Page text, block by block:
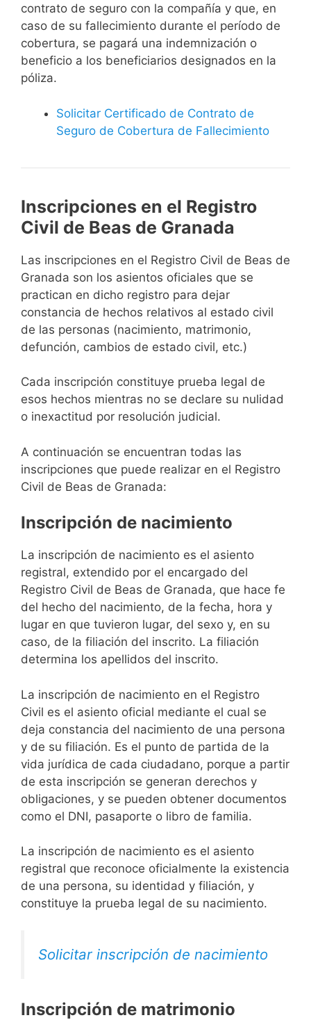
contrato de seguro con la compañía y que, en
caso de su fallecimiento durante el período de
cobertura, se pagará una indemnización o
beneficio a los beneficiarios designados en la
póliza.
Solicitar Certificado de Contrato de
Seguro de Cobertura de Fallecimiento
Inscripciones en el Registro
Civil de Beas de Granada
Las inscripciones en el Registro Civil de Beas de
Granada son los asientos oficiales que se
practican en dicho registro para dejar
constancia de hechos relativos al estado civil
de las personas (nacimiento, matrimonio,
defunción, cambios de estado civil, etc.)
Cada inscripción constituye prueba legal de
esos hechos mientras no se declare su nulidad
o inexactitud por resolución judicial.
A continuación se encuentran todas las
inscripciones que puede realizar en el Registro
Civil de Beas de Granada:
Inscripción de nacimiento
La inscripción de nacimiento es el asiento
registral, extendido por el encargado del
Registro Civil de Beas de Granada, que hace fe
del hecho del nacimiento, de la fecha, hora y
lugar en que tuvieron lugar, del sexo y, en su
caso, de la filiación del inscrito. La filiación
determina los apellidos del inscrito.
La inscripción de nacimiento en el Registro
Civil es el asiento oficial mediante el cual se
deja constancia del nacimiento de una persona
y de su filiación. Es el punto de partida de la
vida jurídica de cada ciudadano, porque a partir
de esta inscripción se generan derechos y
obligaciones, y se pueden obtener documentos
como el DNI, pasaporte o libro de familia.
La inscripción de nacimiento es el asiento
registral que reconoce oficialmente la existencia
de una persona, su identidad y filiación, y
constituye la prueba legal de su nacimiento.
Solicitar inscripción de nacimiento
Inscripción de matrimonio